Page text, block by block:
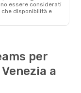
essere considerati
che disponibilità e
per
a